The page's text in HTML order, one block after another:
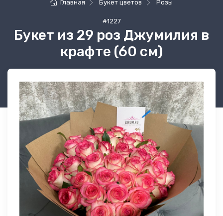
Главная Букет цветов Розы
#1227
Букет из 29 роз Джумилия в
крафте (60 см)